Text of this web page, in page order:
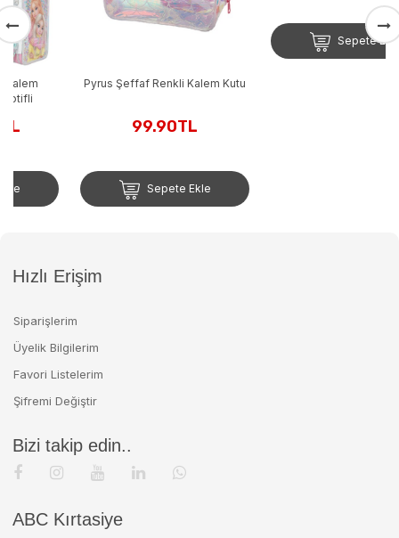
Pyrus Şeffaf Renkli Kalem Kutu
99.90TL
Sepete Ekle
Coral High Milka Dondurma
Hızlı Erişim
Siparişlerim
Üyelik Bilgilerim
Favori Listelerim
Şifremi Değiştir
Bizi takip edin..
ABC Kırtasiye